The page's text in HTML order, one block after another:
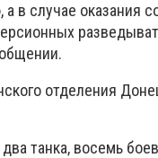
в случае оказания
отделения
танка, восемь